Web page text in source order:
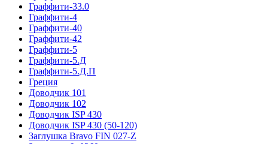
Граффити-33.0
Граффити-4
Граффити-40
Граффити-42
Граффити-5
Граффити-5.Д
Граффити-5.Д.П
Греция
Доводчик 101
Доводчик 102
Доводчик ISP 430
Доводчик ISP 430 (50-120)
Заглушка Bravo FIN 027-Z